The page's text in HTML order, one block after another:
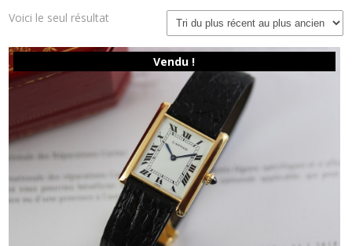
Voici le seul résultat
Vendu !